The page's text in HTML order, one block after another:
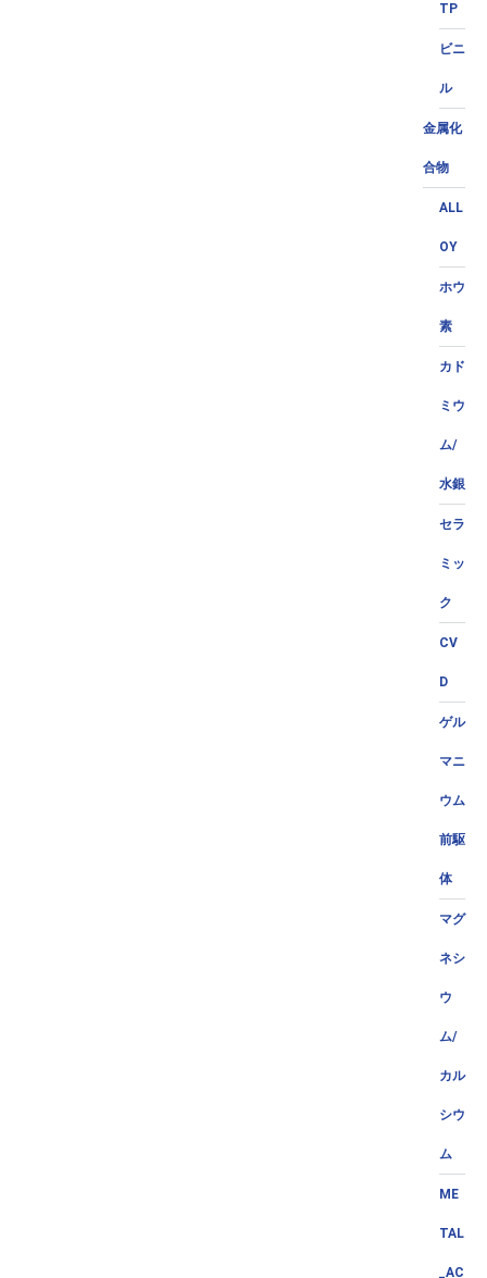
TP
ビニ
ル
金属化
合物
ALL
OY
ホウ
素
カド
ミウ
ム/
水銀
セラ
ミッ
ク
CV
D
ゲル
マニ
ウム
前駆
体
マグ
ネシ
ウ
ム/
カル
シウ
ム
ME
TAL
_AC